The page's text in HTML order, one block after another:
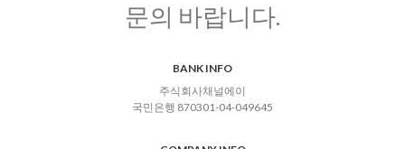
문의 바랍니다.
BANK INFO
주식회사채널에이
국민은행 870301-04-049645